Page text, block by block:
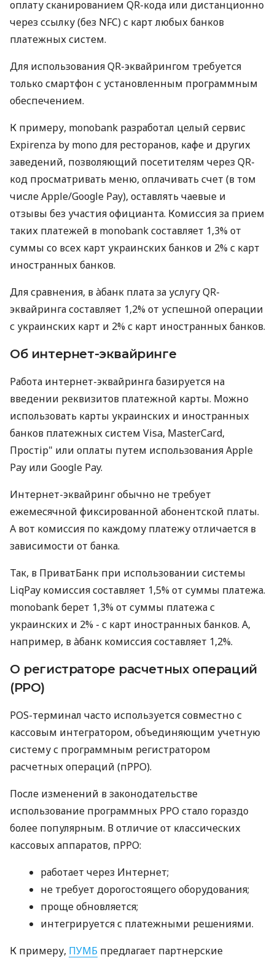
оплату сканированием QR-кода или дистанционно
через ссылку (без NFC) с карт любых банков
платежных систем.
Для использования QR-эквайрингом требуется
только смартфон с установленным программным
обеспечением.
К примеру, monobank разработал целый сервис
Expirenza by mono для ресторанов, кафе и других
заведений, позволяющий посетителям через QR-
код просматривать меню, оплачивать счет (в том
числе Apple/Google Pay), оставлять чаевые и
отзывы без участия официанта. Комиссия за прием
таких платежей в monobank составляет 1,3% от
суммы со всех карт украинских банков и 2% с карт
иностранных банков.
Для сравнения, в àбанк плата за услугу QR-
эквайринга составляет 1,2% от успешной операции
с украинских карт и 2% с карт иностранных банков.
Об интернет-эквайринге
Работа интернет-эквайринга базируется на
введении реквизитов платежной карты. Можно
использовать карты украинских и иностранных
банков платежных систем Visa, MasterCard,
Простір" или оплаты путем использования Apple
Pay или Google Pay.
Интернет-эквайринг обычно не требует
ежемесячной фиксированной абонентской платы.
А вот комиссия по каждому платежу отличается в
зависимости от банка.
Так, в ПриватБанк при использовании системы
LiqPay комиссия составляет 1,5% от суммы платежа.
monobank берет 1,3% от суммы платежа с
украинских и 2% - с карт иностранных банков. А,
например, в àбанк комиссия составляет 1,2%.
О регистраторе расчетных операций
(РРО)
POS-терминал часто используется совместно с
кассовым интегратором, объединяющим учетную
систему с программным регистратором
расчетных операций (пРРО).
После изменений в законодательстве
использование программных РРО стало гораздо
более популярным. В отличие от классических
кассовых аппаратов, пРРО:
работает через Интернет;
не требует дорогостоящего оборудования;
проще обновляется;
интегрируется с платежными решениями.
К примеру, ПУМБ предлагает партнерские